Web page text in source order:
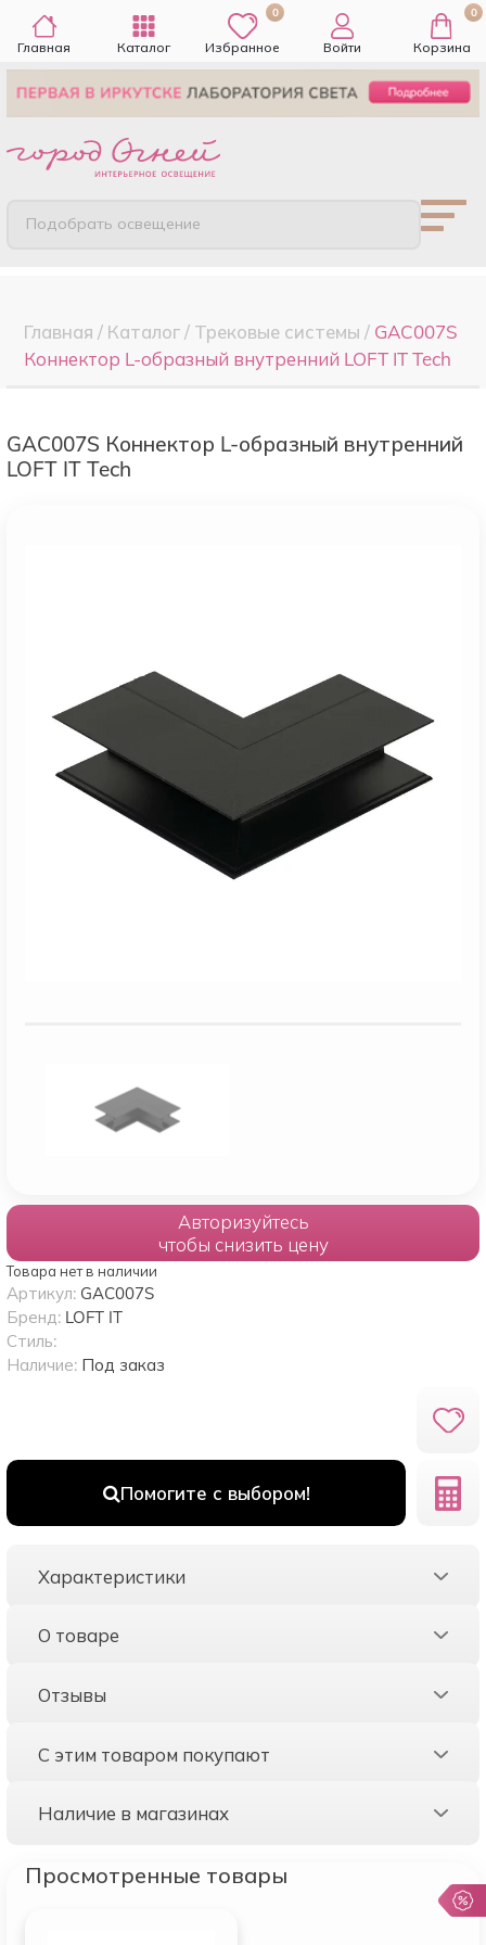
Главная Каталог
0
Избранное Войти
0
Корзина
Подобрать освещение
Главная / Каталог/ Трековые системы / GAC007S
Коннектор L-образный внутренний LOFT IT Tech
GAC007S Коннектор L-образный внутренний
LOFT IT Tech
Авторизуйтесь
чтобы снизить цену
Товара нет в наличии
Помогите с выбором!
Артикул: GAC007S
Бренд: LOFT IT
Стиль:
Наличие: Под заказ
Характеристики
О товаре
Отзывы
С этим товаром покупают
Наличие в магазинах
Просмотренные товары